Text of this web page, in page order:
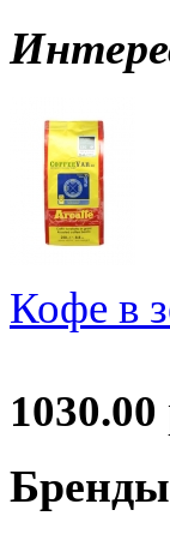
Кофе в
1030.00
Бренды